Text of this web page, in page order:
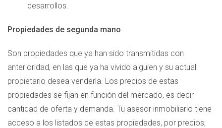
desarrollos.
Propiedades de segunda mano
Son propiedades que ya han sido transmitidas con
anterioridad, en las que ya ha vivido alguien y su actual
propietario desea venderla. Los precios de estas
propiedades se fijan en función del mercado, es decir
cantidad de oferta y demanda. Tu asesor inmobiliario tiene
acceso a los listados de estas propiedades, por precios,